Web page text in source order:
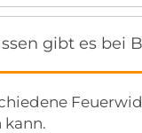
gibt es bei
kann.